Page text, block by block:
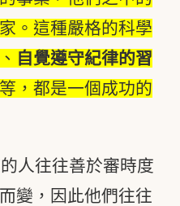
。這種嚴格的科學
、 自覺遵守紀律的習
，都是一個成功的
人往往善於審時度
變，因此他們往往